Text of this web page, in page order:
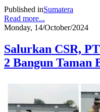
Published inSumatera
Read more...
Monday, 14/October/2024
Salurkan CSR,
2 Bangun Taman